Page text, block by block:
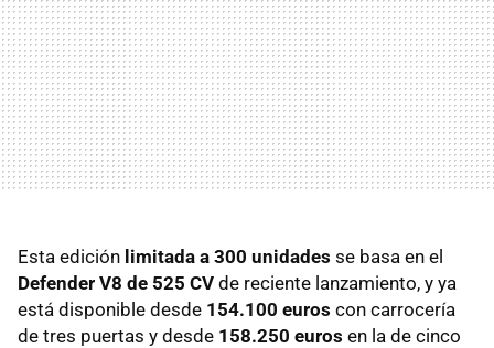
Esta edición limitada a 300 unidades se basa en el
Defender V8 de 525 CV de reciente lanzamiento, y ya
está disponible desde 154.100 euros con carrocería
de tres puertas y desde 158.250 euros en la de cinco